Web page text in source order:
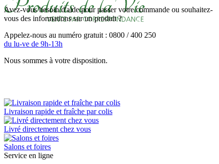
Avez-vous besoin d'aide pour passer votre commande ou souhaitez-
vous des informations sur un produit ?
Appelez-nous au numéro gratuit : 0800 / 400 250
du lu-ve de 9h-13h
Nous sommes à votre disposition.
Livraison rapide et fraîche par colis
Livré directement chez vous
Salons et foires
Service en ligne